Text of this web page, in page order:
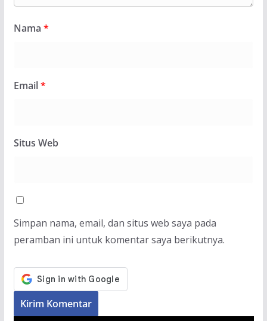
Nama *
Email*
Situs Web
Simpan nama, email, dan situs web saya pada
peramban ini untuk komentar saya berikutnya.